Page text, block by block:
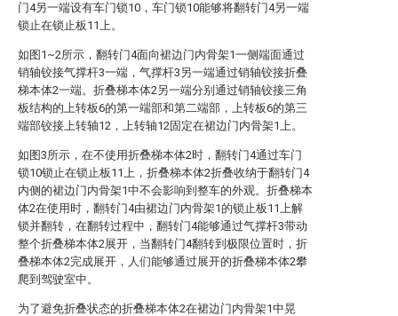
门4另一端设有车门锁10，车门锁10能够将翻转门4另一端
锁止在锁止板11上。
如图1~2所示，翻转门4面向裙边门内骨架1一侧端面通过
销轴铰接气撑杆3一端，气撑杆3另一端通过销轴铰接折叠
梯本体2一端。折叠梯本体2另一端分别通过销轴铰接三角
板结构的上转板6的第一端部和第二端部，上转板6的第三
端部铰接上转轴12，上转轴12固定在裙边门内骨架1上。
如图3所示，在不使用折叠梯本体2时，翻转门4通过车门
锁10锁止在锁止板11上，折叠梯本体2折叠收纳于翻转门4
内侧的裙边门内骨架1中不会影响到整车的外观。折叠梯本
体2在使用时，翻转门4由裙边门内骨架1的锁止板11上解
锁并翻转，在翻转过程中，翻转门4能够通过气撑杆3带动
整个折叠梯本体2展开，当翻转门4翻转到极限位置时，折
叠梯本体2完成展开，人们能够通过展开的折叠梯本体2攀
爬到驾驶室中。
为了避免折叠状态的折叠梯本体2在裙边门内骨架1中晃